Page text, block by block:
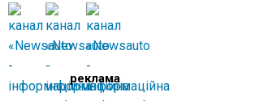
реклама